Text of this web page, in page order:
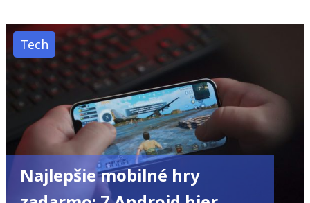
Ako
zistiť,
komu
patrí
mobilné
číslo"
Tech
Najlepšie mobilné hry